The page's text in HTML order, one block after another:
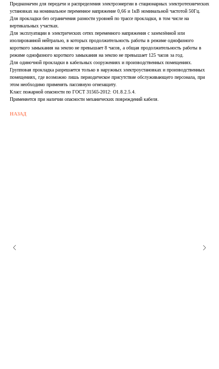
Предназначен для передачи и распределения электроэнергии в стационарных электротехнических
установках на номинальное переменное напряжение 0,66 и 1кВ номинальной частотой 50Гц.
Для прокладки без ограничения разности уровней по трассе прокладки, в том числе на
вертикальных участках.
Для эксплуатации в электрических сетях переменного напряжения с заземлённой или
изолированной нейтралью, в которых продолжительность работы в режиме однофазного
короткого замыкания на землю не превышает 8 часов, а общая продолжительность работы в
режиме однофазного короткого замыкания на землю не превышает 125 часов за год.
Для одиночной прокладки в кабельных сооружениях и производственных помещениях.
Групповая прокладка разрешается только в наружных электроустановках и производственных
помещениях, где возможно лишь периодическое присутствие обслуживающего персонала, при
этом необходимо применять пассивную огнезащиту.
Класс пожарной опасности по ГОСТ 31565-2012: О1.8.2.5.4.
Применяется при наличии опасности механических повреждений кабеля.
НАЗАД